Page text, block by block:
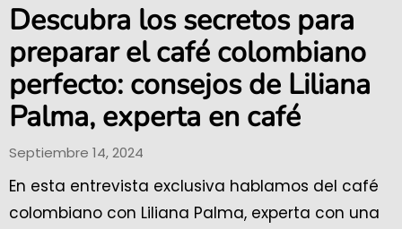
Descubra los secretos para
preparar el café colombiano
perfecto: consejos de Liliana
Palma, experta en café
Septiembre 14, 2024
En esta entrevista exclusiva hablamos del café
colombiano con Liliana Palma, experta con una